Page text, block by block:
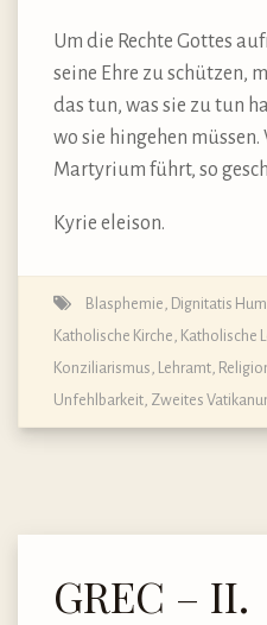
Um die Rechte Gottes
seine Ehre zu schützen,
das tun, was sie zu tun
wo sie hingehen müssen.
Martyrium führt, so
Kyrie eleison.
Blasphemie Dignitatis
Katholische Kirche Katholische
Konziliarismus Lehramt
Unfehlbarkeit Zweites
GREC – II.